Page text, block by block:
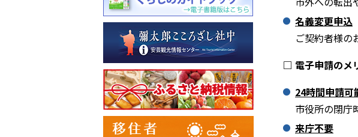
名義変更申込
ご契約者様の
□ 電子申請のメ
24時間申請可
市役所の閉庁
来庁不要